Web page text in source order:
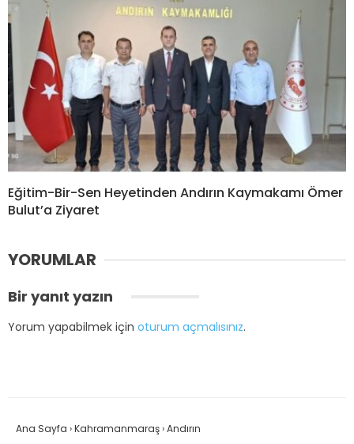
Eğitim-Bir-Sen Heyetinden Andırın Kaymakamı Ömer
Bulut’a Ziyaret
YORUMLAR
Bir yanıt yazın
Yorum yapabilmek için oturum açmalısınız.
Ana Sayfa ›Kahramanmaraş›Andırın